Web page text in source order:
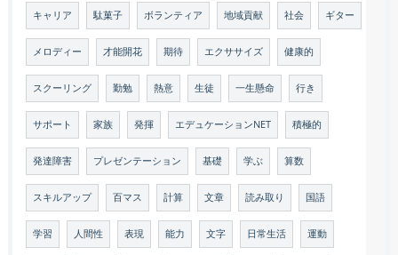
キャリア 駄菓子 ボランティア 地域貢献 社会 ギター
メロディー 才能開花 期待 エクササイズ 健康的
スクーリング 勤勉 熱意 生徒 一生懸命 行き
サポート 家族 発揮 エデュケーションNET 積極的
発達障害 プレゼンテーション 基礎 学ぶ 算数
スキルアップ 百マス 計算 文章 読み取り 国語
学習 人間性 表現 能力 文字 日常生活 運動